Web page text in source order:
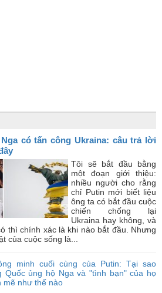
có tấn công Ukraina: câu trả lời
Tôi sẽ bắt đầu bằng
một đoạn giới thiệu:
nhiều người cho rằng
chỉ Putin mới biết liệu
ông ta có bắt đầu cuộc
chiến chống lại
Ukraina hay không, và
thì chính xác là khi nào bắt đầu. Nhưng
của cuộc sống là...
minh cuối cùng của Putin: Tại sao
Quốc ủng hộ Nga và "tình bạn" của họ
mẽ như thế nào